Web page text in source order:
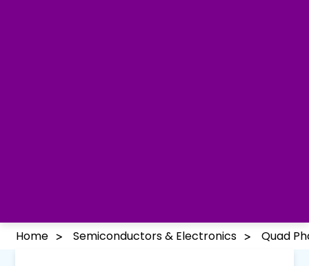
Home Semiconductors & Electronics Quad